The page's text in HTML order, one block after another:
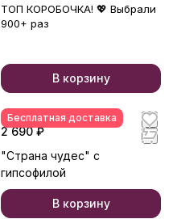
ТОП КОРОБОЧКА! 💖 Выбрали
900+ раз
В корзину
Бесплатная доставка
2 690 ₽
"Страна чудес" с
гипсофилой
В корзину